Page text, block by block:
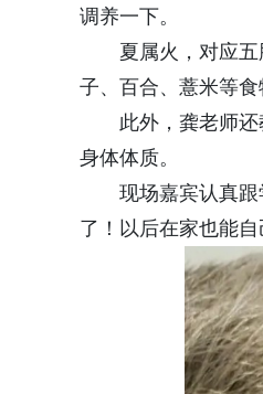
调养一下。
夏属火，对应
子、百合、薏米等食
此外，龚老师
身体体质。
现场嘉宾认真
了！以后在家也能自